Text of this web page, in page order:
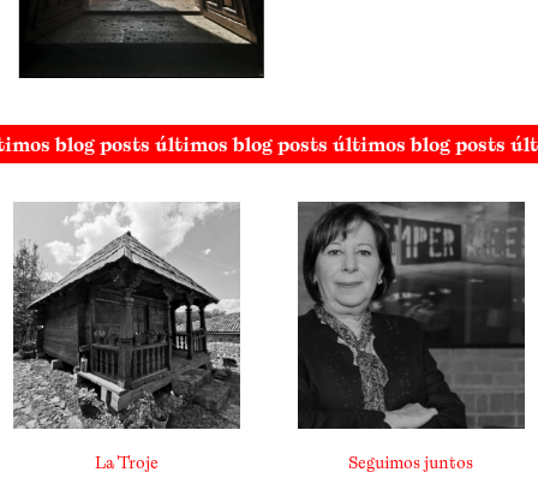
blog posts últimos blog posts últimos blog posts
La Troje Seguimos juntos